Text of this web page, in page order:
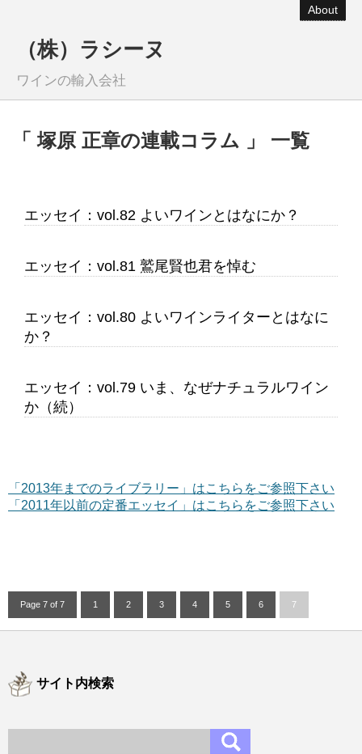
About
（株）ラシーヌ
ワインの輸入会社
「 塚原 正章の連載コラム 」 一覧
エッセイ：vol.82 よいワインとはなにか？
エッセイ：vol.81 鷲尾賢也君を悼む
エッセイ：vol.80 よいワインライターとはなに
か？
エッセイ：vol.79 いま、なぜナチュラルワイン
か（続）
「2013年までのライブラリー」はこちらをご参照下さい
「2011年以前の定番エッセイ」はこちらをご参照下さい
Page 7 of 7 1 2 3 4 5 6 7
サイト内検索